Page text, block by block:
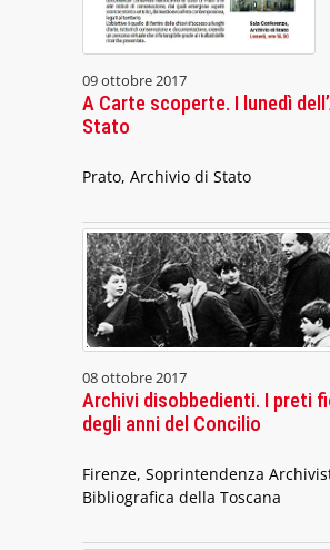
09 ottobre 2017
A Carte scoperte. I lunedì
Stato
Prato, Archivio di Stato
08 ottobre 2017
Archivi disobbedienti. I preti
degli anni del Concilio
Firenze, Soprintendenza
Bibliografica della Toscana